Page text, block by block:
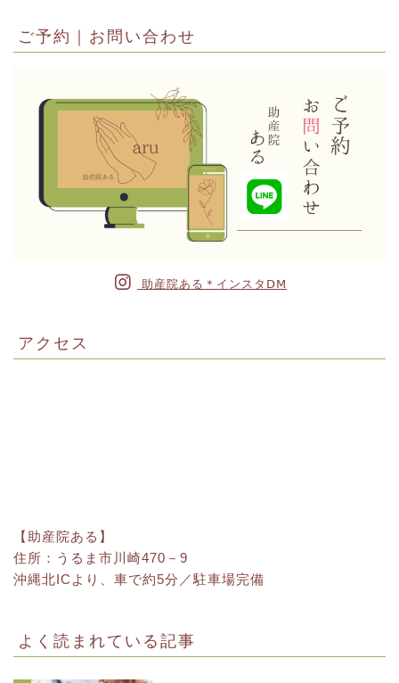
ご予約｜お問い合わせ
助産院ある＊インスタⅮⅯ
アクセス
【助産院ある】
住所：うるま市川崎470－9
沖縄北ICより、車で約5分／駐車場完備
よく読まれている記事